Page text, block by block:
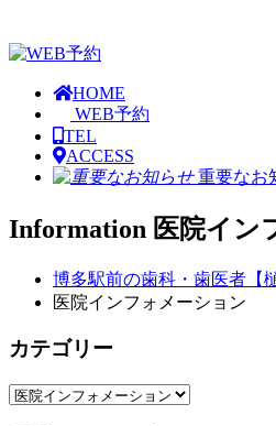
HOME
WEB予約
TEL
ACCESS
重要なお
Information 医院イン
博多駅前の歯科・歯医者【
医院インフォメーション
カテゴリー